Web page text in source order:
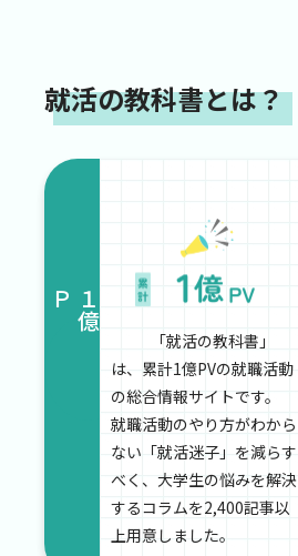
就活の教科書とは？
累
計
１
億
ＰＶ
「就活の教科書」
は、累計1億PVの就職活動
の総合情報サイトです。
就職活動のやり方がわから
ない「就活迷子」を減らす
べく、大学生の悩みを解決
するコラムを2,400記事以
上用意しました。